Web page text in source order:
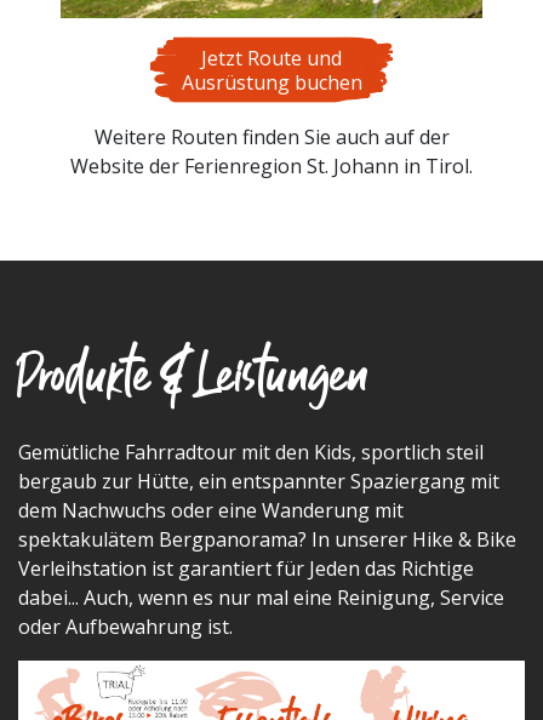
Jetzt Route und
Ausrüstung buchen
Weitere Routen finden Sie auch auf der
Website der Ferienregion St. Johann in Tirol.
Produkte & Leistungen
Gemütliche Fahrradtour mit den Kids, sportlich steil
bergaub zur Hütte, ein entspannter Spaziergang mit
dem Nachwuchs oder eine Wanderung mit
spektakulätem Bergpanorama? In unserer Hike & Bike
Verleihstation ist garantiert für Jeden das Richtige
dabei... Auch, wenn es nur mal eine Reinigung, Service
oder Aufbewahrung ist.